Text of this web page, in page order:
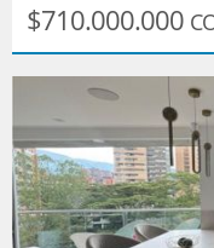
$710.000.000